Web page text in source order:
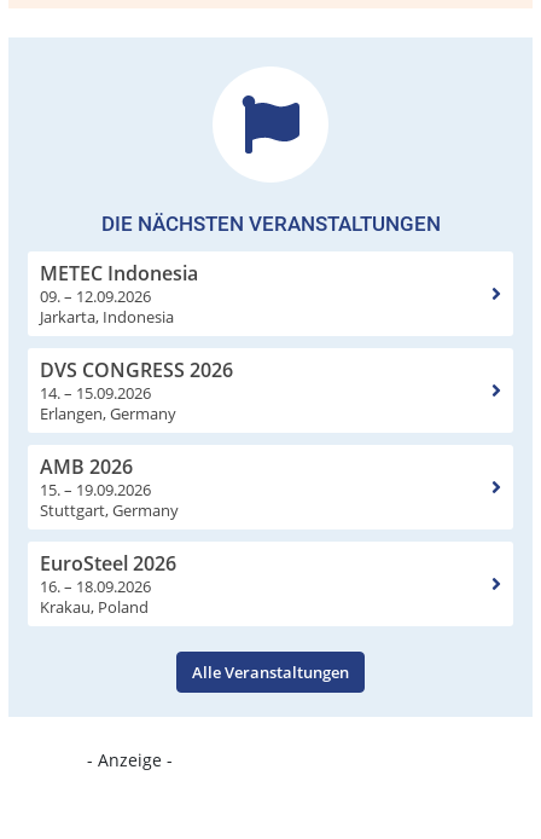
DIE NÄCHSTEN VERANSTALTUNGEN
METEC Indonesia
09. – 12.09.2026
Jarkarta, Indonesia
DVS CONGRESS 2026
14. – 15.09.2026
Erlangen, Germany
AMB 2026
15. – 19.09.2026
Stuttgart, Germany
EuroSteel 2026
16. – 18.09.2026
Krakau, Poland
Alle Veranstaltungen
- Anzeige -